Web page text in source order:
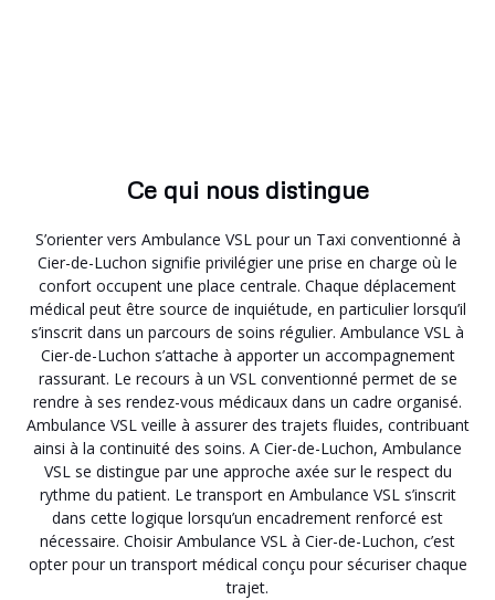
Ce qui nous distingue
S’orienter vers Ambulance VSL pour un Taxi conventionné à
Cier-de-Luchon signifie privilégier une prise en charge où le
confort occupent une place centrale. Chaque déplacement
médical peut être source de inquiétude, en particulier lorsqu’il
s’inscrit dans un parcours de soins régulier. Ambulance VSL à
Cier-de-Luchon s’attache à apporter un accompagnement
rassurant. Le recours à un VSL conventionné permet de se
rendre à ses rendez-vous médicaux dans un cadre organisé.
Ambulance VSL veille à assurer des trajets fluides, contribuant
ainsi à la continuité des soins. A Cier-de-Luchon, Ambulance
VSL se distingue par une approche axée sur le respect du
rythme du patient. Le transport en Ambulance VSL s’inscrit
dans cette logique lorsqu’un encadrement renforcé est
nécessaire. Choisir Ambulance VSL à Cier-de-Luchon, c’est
opter pour un transport médical conçu pour sécuriser chaque
trajet.